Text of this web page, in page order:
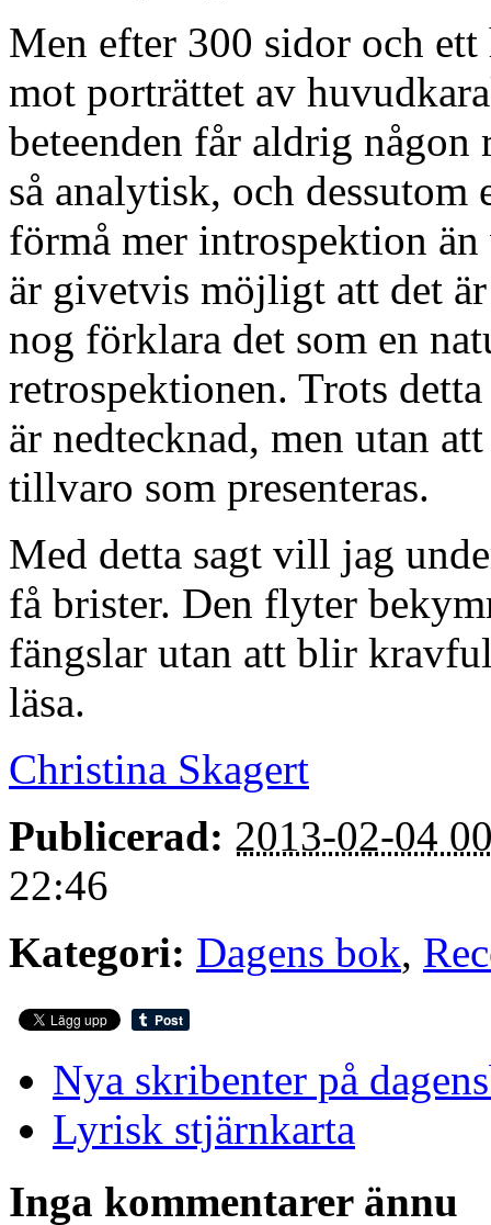
Men efter 300 sidor och
mot porträttet av
beteenden får aldrig
så analytisk, och
förmå mer introspektion
är givetvis möjligt att det
nog förklara det som en
retrospektionen. Trots
är nedtecknad, men utan
tillvaro som presenteras.
Med detta sagt vill jag
få brister. Den flyter
fängslar utan att blir
läsa.
Christina Skagert
Publicerad: 2013-02-04
22:46
Kategori: Dagens bok,
Nya skribenter på
Lyrisk stjärnkarta
Inga kommentarer ännu